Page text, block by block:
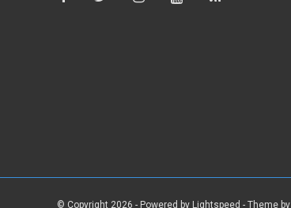
© Copyright 2026 - Powered by Lightspeed - Theme by